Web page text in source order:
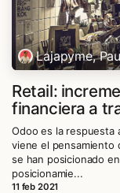
Lajapyme,
Retail:
financiera a
Odoo es la respuesta
viene el pensamiento
se han posicionado
posicionamie...
11 feb 2021